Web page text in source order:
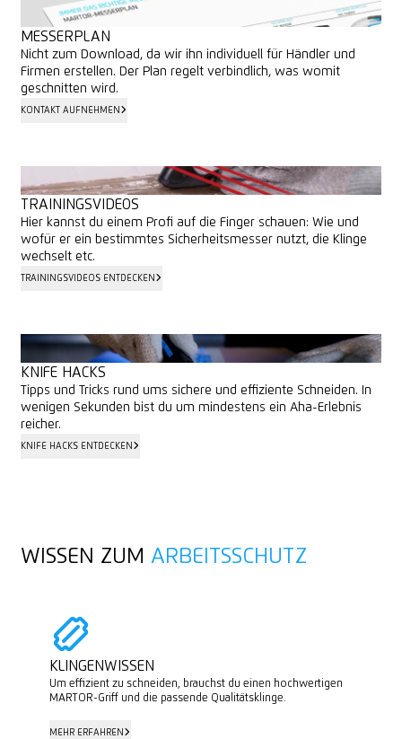
MESSERPLAN
Nicht zum Download, da wir ihn individuell für Händler und
Firmen erstellen. Der Plan regelt verbindlich, was womit
geschnitten wird.
KONTAKT AUFNEHMEN
TRAININGSVIDEOS
Hier kannst du einem Profi auf die Finger schauen: Wie und
wofür er ein bestimmtes Sicherheitsmesser nutzt, die Klinge
wechselt etc.
TRAININGSVIDEOS ENTDECKEN
KNIFE HACKS
Tipps und Tricks rund ums sichere und effiziente Schneiden. In
wenigen Sekunden bist du um mindestens ein Aha-Erlebnis
reicher.
KNIFE HACKS ENTDECKEN
WISSEN ZUM ARBEITSSCHUTZ
KLINGENWISSEN
Um effizient zu schneiden, brauchst du einen hochwertigen
MARTOR-Griff und die passende Qualitätsklinge.
MEHR ERFAHREN